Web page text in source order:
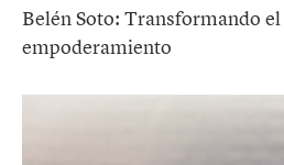
Belén Soto: Transformando
empoderamiento